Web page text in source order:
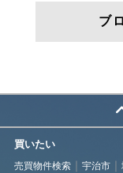
ブ
買いたい
売買物件検索 宇治市